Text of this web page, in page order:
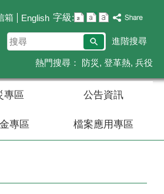
箱 English 字級:
搜
尋
進階搜尋
熱門搜尋： 防災 登革熱 兵役
專區 公告資訊
專區 檔案應用專區